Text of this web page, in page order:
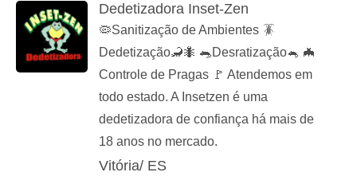
Dedetizadora Inset-Zen
🦠Sanitização de Ambientes 🪳
Dedetização🦂🐜 🐀Desratização🐁 🦇
Controle de Pragas 🚩 Atendemos em
todo estado. A Insetzen é uma
dedetizadora de confiança há mais de
18 anos no mercado.
Vitória/ ES